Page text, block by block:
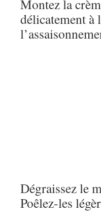
Montez la
délicatement à
Dégraissez le
Poêlez-les